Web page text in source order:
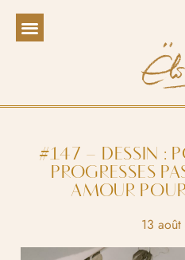
#147 – DESSIN :
PROGRESSES
AMOUR
13